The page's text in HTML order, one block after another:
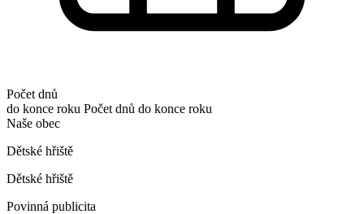
Počet dnů
do konce roku Počet dnů do konce roku
Naše obec
Dětské hřiště
Dětské hřiště
Povinná publicita